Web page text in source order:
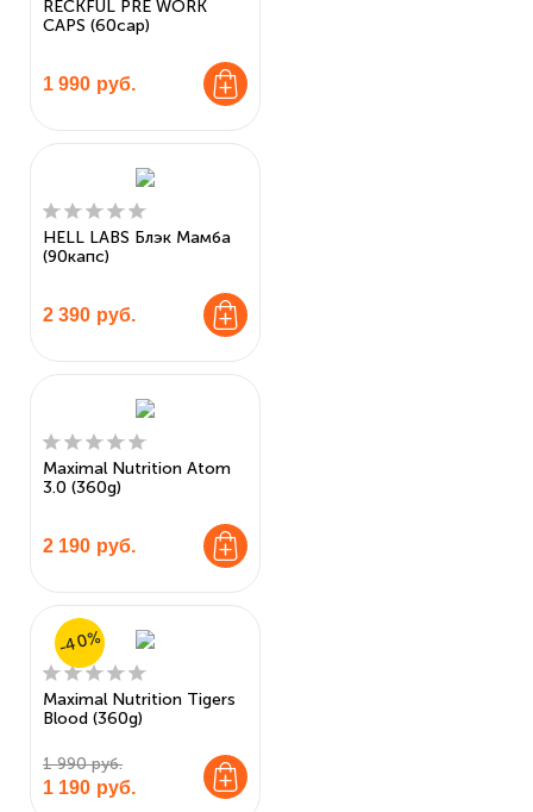
RECKFUL PRE WORK
CAPS (60cap)
1 990 руб.
HELL LABS Блэк Мамба
(90капс)
2 390 руб.
Maximal Nutrition Atom
3.0 (360g)
2 190 руб.
Maximal Nutrition Tigers
Blood (360g)
1 990 руб.
1 190 руб.
-40%